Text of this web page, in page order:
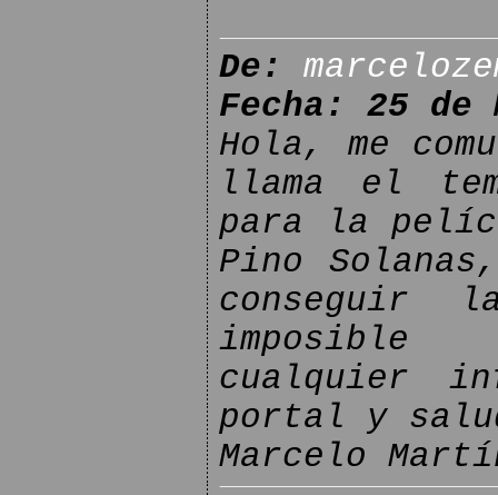
De:
Fecha: 25 de
Hola, me
llama el
para la
Pino
conseguir
imposible
cualquier
portal y
Marcelo